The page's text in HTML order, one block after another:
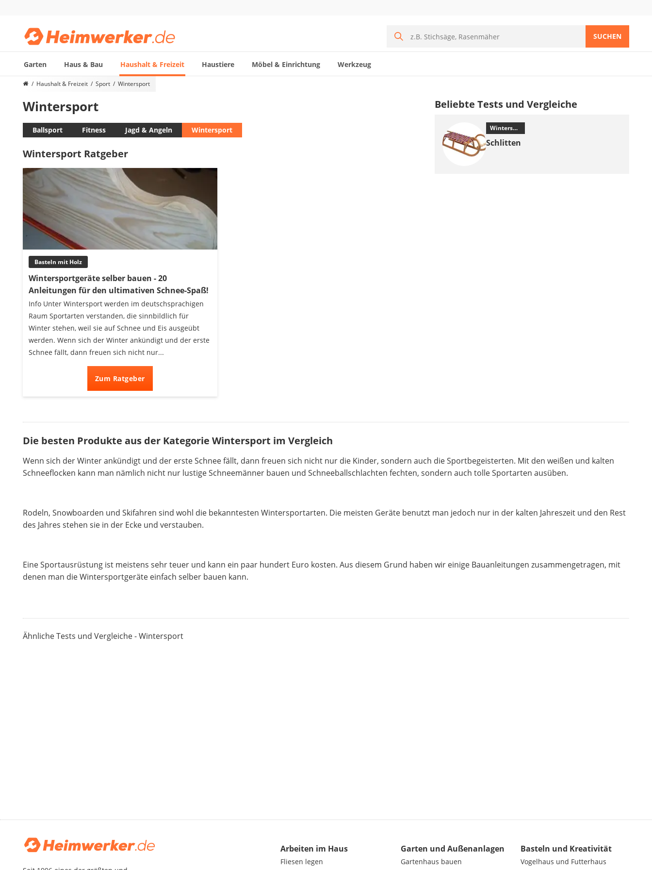
SUCHEN
Garten Haus & Bau Haushalt & Freizeit Haustiere Möbel & Einrichtung Werkzeug
Die beliebtesten Vergleiche nach Kategorie
Diascanner
Nachtsichtgerät
Gusseisen Bräter
Induktionskochfeld
Tischgeschirrspüler
Elektronische Dartscheibe
Wildkamera
Wischmopp
Beschriftungsgerät
Trinkflasche
Thermokanne
Elektrische Pfeffermühle
Waschsauger
Geflügelschere
SUP-Board
Ferngesteuertes Auto
Subwoofer
Beheizbare Handschuhe
Haushalt & Freizeit Sport Wintersport
Wintersport
Ballsport Fitness Jagd & Angeln Wintersport
Wintersport Ratgeber
Basteln mit Holz
Wintersportgeräte selber bauen - 20
Anleitungen für den ultimativen Schnee-Spaß!
Info Unter Wintersport werden im deutschsprachigen
Raum Sportarten verstanden, die sinnbildlich für
Winter stehen, weil sie auf Schnee und Eis ausgeübt
werden. Wenn sich der Winter ankündigt und der erste
Schnee fällt, dann freuen sich nicht nur...
Zum Ratgeber
Beliebte Tests und Vergleiche
Wintersport
Schlitten
Die besten Produkte aus der Kategorie Wintersport im Vergleich
Wenn sich der Winter ankündigt und der erste Schnee fällt, dann freuen sich nicht nur die Kinder, sondern auch die Sportbegeisterten. Mit den weißen und kalten
Schneeflocken kann man nämlich nicht nur lustige Schneemänner bauen und Schneeballschlachten fechten, sondern auch tolle Sportarten ausüben.
Rodeln, Snowboarden und Skifahren sind wohl die bekanntesten Wintersportarten. Die meisten Geräte benutzt man jedoch nur in der kalten Jahreszeit und den Rest
des Jahres stehen sie in der Ecke und verstauben.
Eine Sportausrüstung ist meistens sehr teuer und kann ein paar hundert Euro kosten. Aus diesem Grund haben wir einige Bauanleitungen zusammengetragen, mit
denen man die Wintersportgeräte einfach selber bauen kann.
Ähnliche Tests und Vergleiche - Wintersport
Arbeiten im Haus
Fliesen legen
Garten und Außenanlagen
Gartenhaus bauen
Basteln und Kreativität
Vogelhaus und Futterhaus